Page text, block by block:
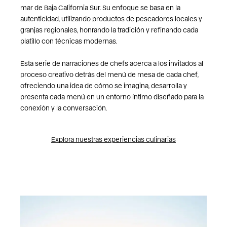
mar de Baja California Sur. Su enfoque se basa en la
autenticidad, utilizando productos de pescadores locales y
granjas regionales, honrando la tradición y refinando cada
platillo con técnicas modernas.
Esta serie de narraciones de chefs acerca a los invitados al
proceso creativo detrás del menú de mesa de cada chef,
ofreciendo una idea de cómo se imagina, desarrolla y
presenta cada menú en un entorno íntimo diseñado para la
conexión y la conversación.
Explora nuestras experiencias culinarias